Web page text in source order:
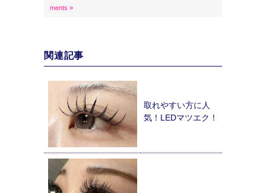
ments »
関連記事
取れやすい方に人
気！LEDマツエク！